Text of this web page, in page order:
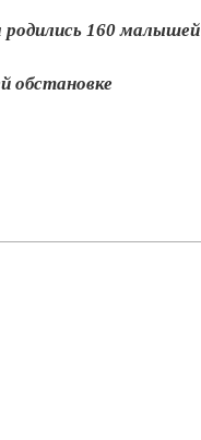
родились 160 малышей
обстановке